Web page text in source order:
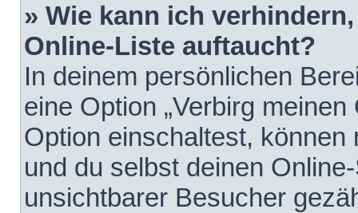
» Wie kann ich
Online-Liste auftaucht?
In deinem persönlichen
eine Option „Verbirg
Option einschaltest,
und du selbst deinen
unsichtbarer Besucher